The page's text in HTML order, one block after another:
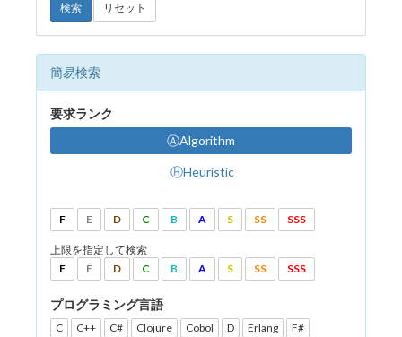
検索 リセット
簡易検索
要求ランク
ⒶAlgorithm
ⒽHeuristic
F E D C B A S SS SSS
上限を指定して検索
F
E D C B A S SS SSS
プログラミング言語
C C++ C# Clojure Cobol D Erlang
F#